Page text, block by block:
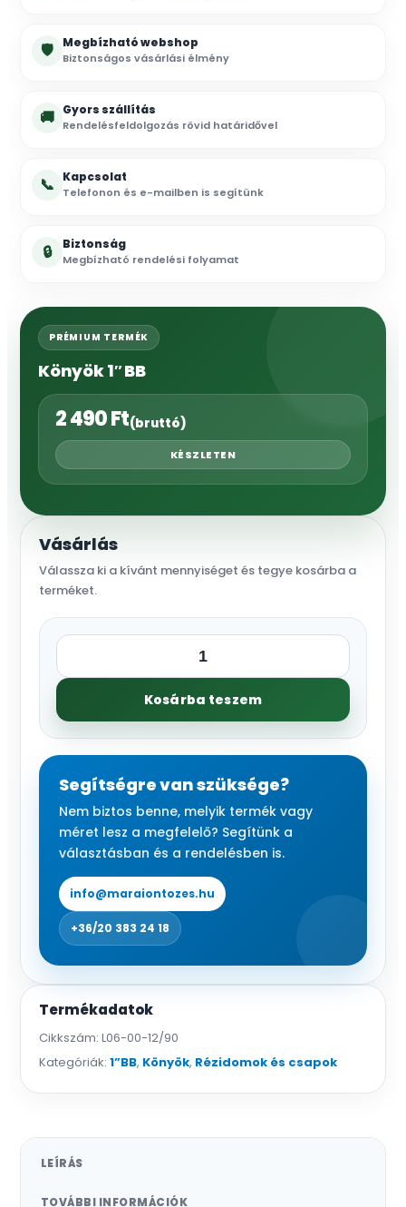
🛡 Megbízható webshop
Biztonságos vásárlási élmény
🚚 Gyors szállítás
Rendelésfeldolgozás rövid határidővel
📞 Kapcsolat
Telefonon és e-mailben is segítünk
🔒 Biztonság
Megbízható rendelési folyamat
PRÉMIUM TERMÉK
Könyök 1″ BB
2 490Ft(bruttó)
KÉSZLETEN
Vásárlás
Válassza ki a kívánt mennyiséget és tegye kosárba a
terméket.
Könyök
1"
BB
Kosárba teszem
Segítségre van szüksége?
Nem biztos benne, melyik termék vagy
méret lesz a megfelelő? Segítünk a
választásban és a rendelésben is.
info@maraiontozes.hu
+36/20 383 24 18
Termékadatok
Cikkszám: L06-00-12/90
Kategóriák: 1”BB, Könyök, Rézidomok és csapok
LEÍRÁS
TOVÁBBI INFORMÁCIÓK